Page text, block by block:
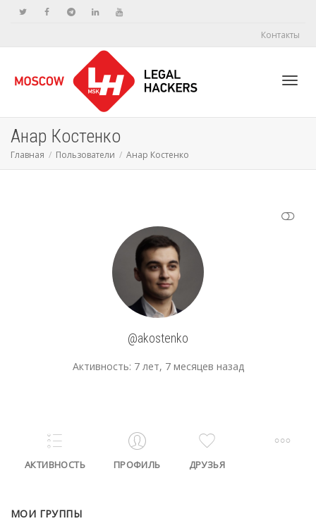
Контакты
Анар Костенко
Главная Пользователи Анар Костенко
@akostenko
Активность: 7 лет, 7 месяцев назад
АКТИВНОСТЬ ПРОФИЛЬ ДРУЗЬЯ
МОИ ГРУППЫ